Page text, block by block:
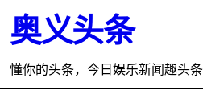
到
内
容
奥义头条
懂你的头条，今日娱乐新闻趣头条